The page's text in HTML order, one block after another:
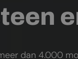
dan 4.000